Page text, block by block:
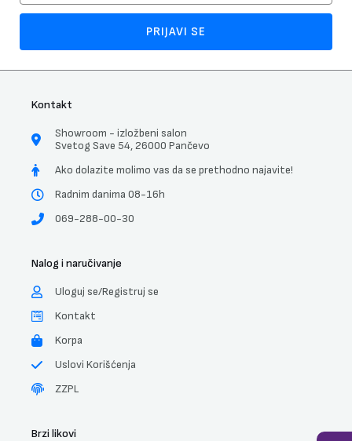
PRIJAVI SE
Kontakt
Showroom - izložbeni salon
Svetog Save 54, 26000 Pančevo
Ako dolazite molimo vas da se prethodno najavite!
Radnim danima 08-16h
069-288-00-30
Nalog i naručivanje
Uloguj se/Registruj se
Kontakt
Korpa
Uslovi Korišćenja
ZZPL
Brzi likovi